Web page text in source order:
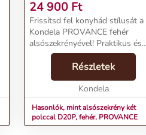
24 900 Ft
Frissítsd fel konyhád stílusát a
Kondela PROVANCE fehér
alsószekrényével! Praktikus és
esztétikus megoldás konyhád
berendezéséhez, amelyet most
ingyenes szállítással rendelhetsz
meg.Termékjellemzők:Né...
Részletek
Kondela
Hasonlók, mint alsószekrény két
polccal D20P, fehér, PROVANCE